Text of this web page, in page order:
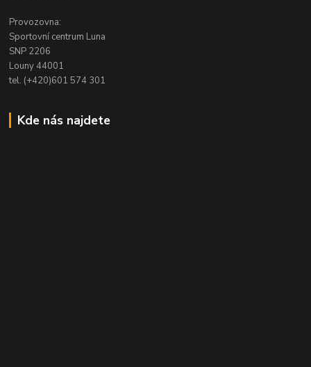
Provozovna:
Sportovní centrum Luna
SNP 2206
Louny 44001
tel. (+420)601 574 301
Kde nás najdete